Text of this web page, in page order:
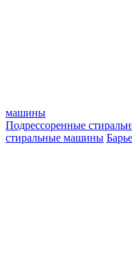
машины
Подрессоренные
стиральные машины